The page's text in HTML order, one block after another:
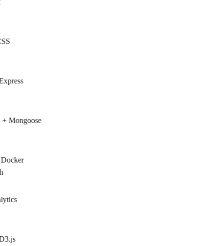
Mongoose